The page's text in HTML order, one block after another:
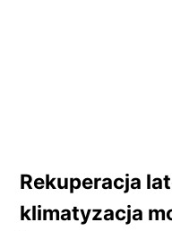
Rekuperacja
klimatyzacja